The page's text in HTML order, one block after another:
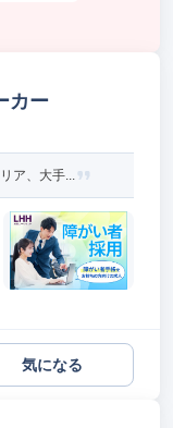
カー
ア、大手...
気になる